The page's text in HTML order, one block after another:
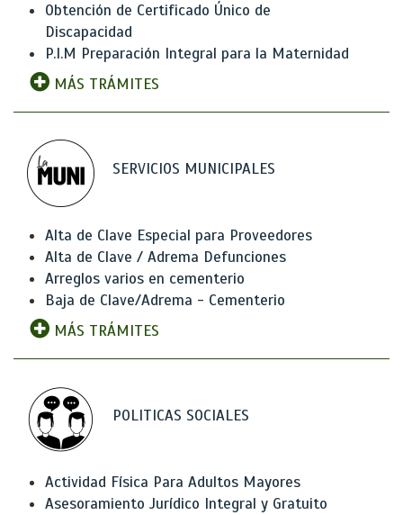
Obtención de Certificado Único de
Discapacidad
P.I.M Preparación Integral para la Maternidad
MÁS TRÁMITES
SERVICIOS MUNICIPALES
Alta de Clave Especial para Proveedores
Alta de Clave / Adrema Defunciones
Arreglos varios en cementerio
Baja de Clave/Adrema - Cementerio
MÁS TRÁMITES
POLITICAS SOCIALES
Actividad Física Para Adultos Mayores
Asesoramiento Jurídico Integral y Gratuito